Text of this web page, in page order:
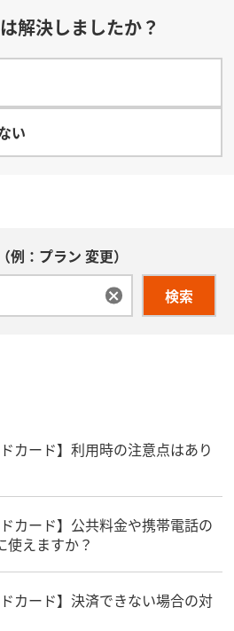
解決しましたか？
い
：プラン 変更）
検索
ドカード】利用時の注意点はあり
ドカード】公共料金や携帯電話の
使えますか？
ドカード】決済できない場合の対